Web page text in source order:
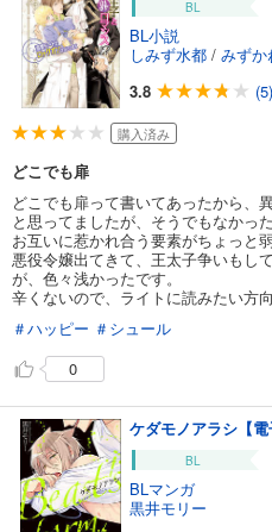
BL
BL小説
しみず水都 / みずか
3.8
(5)
購入済み
どこでも扉
どこでも扉って書いてあったから、
と思ってましたが、そうでもなかった
お互いに惹かれ合う要素がちょっと
悪役令嬢出てきて、王太子争いもし
が、色々浅かったです。
辛くないので、ライトに読みたい方向
＃ハッピー ＃シュール
0
ケダモノアラシ【電
BL
BLマンガ
黒井モリー